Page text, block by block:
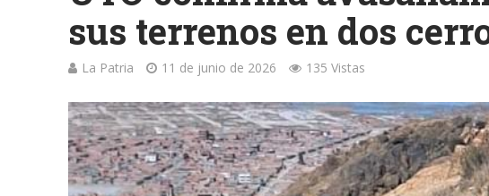
sus terrenos en dos
La Patria 11 de junio de 2026 135 Vistas